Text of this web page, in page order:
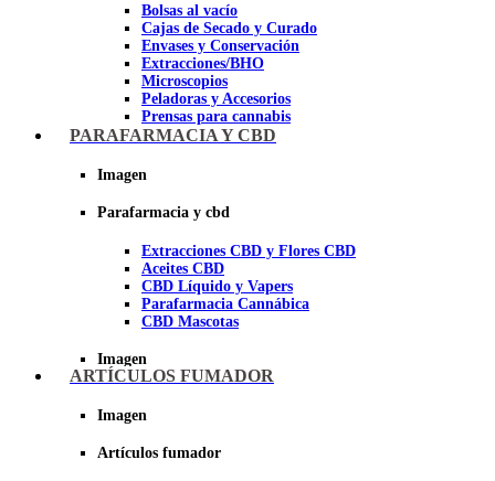
Bolsas al vacío
Cajas de Secado y Curado
Envases y Conservación
Extracciones/BHO
Microscopios
Peladoras y Accesorios
Prensas para cannabis
Secadores de cogollos
PARAFARMACIA Y CBD
Imagen
Parafarmacia y cbd
Extracciones CBD y Flores CBD
Aceites CBD
CBD Líquido y Vapers
Parafarmacia Cannábica
CBD Mascotas
Imagen
ARTÍCULOS FUMADOR
Imagen
Artículos fumador